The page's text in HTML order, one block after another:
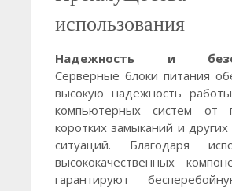
использования
Надежность и
Серверные блоки питания
высокую надежность
компьютерных систем от
коротких замыканий и
ситуаций. Благодаря
высококачественных
гарантируют